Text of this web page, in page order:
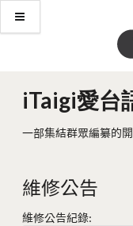
iTaigi愛台
一部集結群眾編纂的
維修公告
維修公告紀錄: